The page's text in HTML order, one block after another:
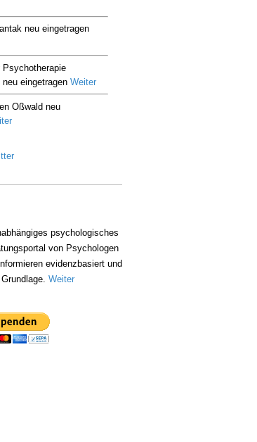
psychologisches
von Psychologen
evidenzbasiert und
Weiter